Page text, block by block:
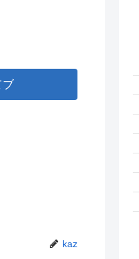
ブ
kaz